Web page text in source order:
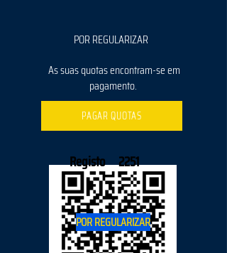
POR REGULARIZAR
As suas quotas encontram-se em
pagamento.
PAGAR QUOTAS
Registo 2251
POR REGULARIZAR